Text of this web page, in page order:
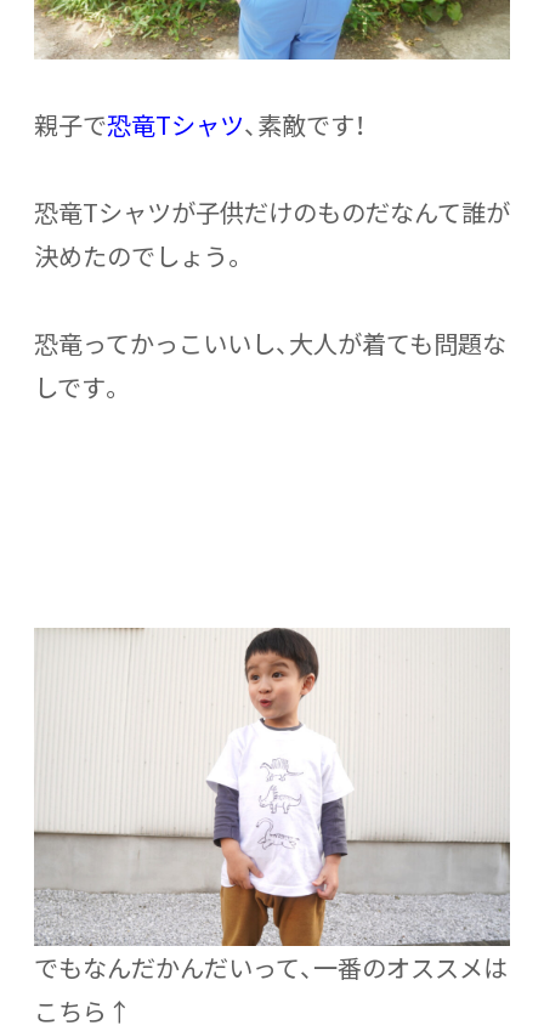
親子で恐竜Tシャツ、素敵です！
恐竜Tシャツが子供だけのものだなんて誰が
決めたのでしょう。
恐竜ってかっこいいし、大人が着ても問題な
しです。
でもなんだかんだいって、一番のオススメは
こちら↑